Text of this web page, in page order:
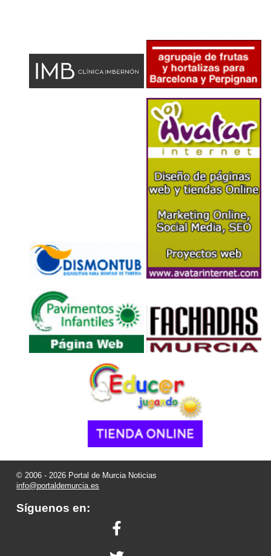
© 2006 - 2026 Portal de Murcia Noticias
info@portaldemurcia.es
Síguenos en: